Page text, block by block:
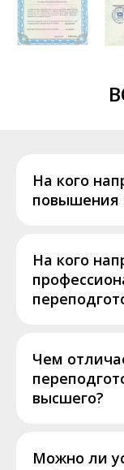
На кого
повышения
На кого
Чем
высшего?
Можно ли